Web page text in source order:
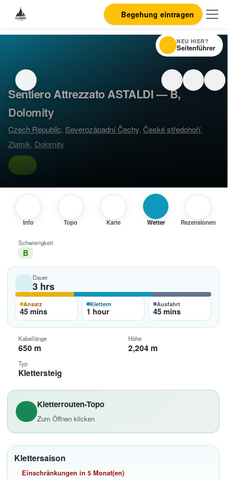
Begehung eintragen
Sentiero Attrezzato ASTALDI — B,
Dolomity
Czech Republic, Severozápadní Čechy,České středohoří,
Zlatník, Dolomity
B
Info Topo Karte Wetter Rezensionen
Kletterrouten-Topo
Zum Öffnen klicken
Klettersaison
Einschränkungen in 5 Monat(en)
Schwierigkeit
B
Dauer
3 hrs
Ansatz
45 mins
Klettern
1 hour
Ausfahrt
45 mins
Kabellänge
650 m
Höhe
2,204 m
Typ
Klettersteig
NEU HIER?
Seitenführer